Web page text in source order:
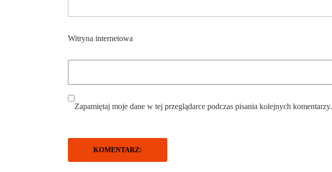
Witryna internetowa
Zapamiętaj moje dane w tej przeglądarce podczas pisania kolejnych komentarzy.